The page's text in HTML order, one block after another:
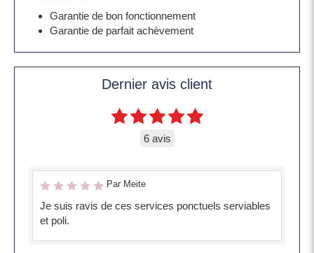
Garantie de bon fonctionnement
Garantie de parfait achèvement
Dernier avis client
6 avis
Par Meite
Je suis ravis de ces services ponctuels serviables
et poli.